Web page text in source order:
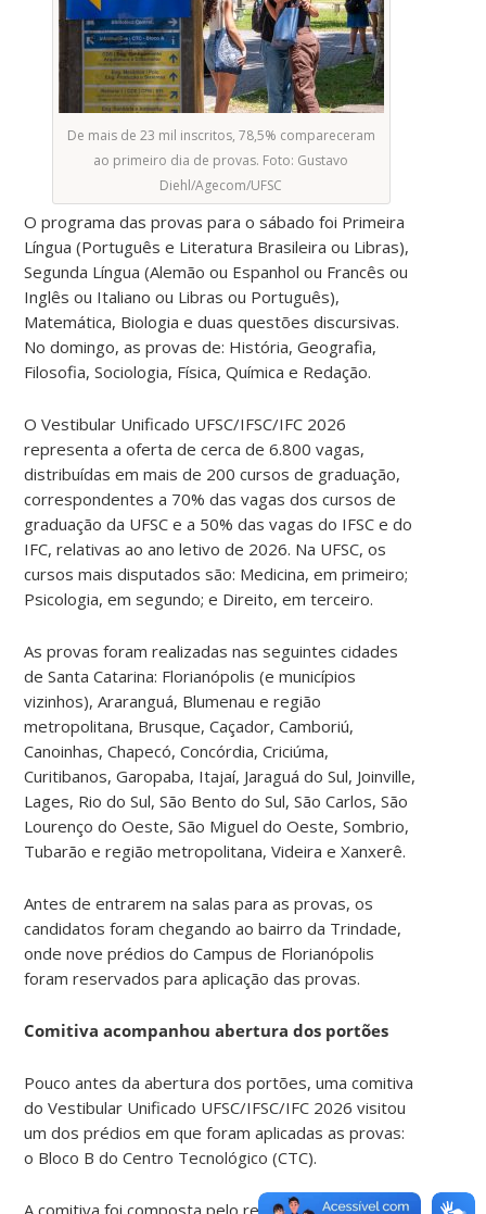
De mais de 23 mil inscritos, 78,5% compareceram
ao primeiro dia de provas. Foto: Gustavo
Diehl/Agecom/UFSC
O programa das provas para o sábado foi Primeira
Língua (Português e Literatura Brasileira ou Libras),
Segunda Língua (Alemão ou Espanhol ou Francês ou
Inglês ou Italiano ou Libras ou Português),
Matemática, Biologia e duas questões discursivas.
No domingo, as provas de: História, Geografia,
Filosofia, Sociologia, Física, Química e Redação.
O Vestibular Unificado UFSC/IFSC/IFC 2026
representa a oferta de cerca de 6.800 vagas,
distribuídas em mais de 200 cursos de graduação,
correspondentes a 70% das vagas dos cursos de
graduação da UFSC e a 50% das vagas do IFSC e do
IFC, relativas ao ano letivo de 2026. Na UFSC, os
cursos mais disputados são: Medicina, em primeiro;
Psicologia, em segundo; e Direito, em terceiro.
As provas foram realizadas nas seguintes cidades
de Santa Catarina: Florianópolis (e municípios
vizinhos), Araranguá, Blumenau e região
metropolitana, Brusque, Caçador, Camboriú,
Canoinhas, Chapecó, Concórdia, Criciúma,
Curitibanos, Garopaba, Itajaí, Jaraguá do Sul, Joinville,
Lages, Rio do Sul, São Bento do Sul, São Carlos, São
Lourenço do Oeste, São Miguel do Oeste, Sombrio,
Tubarão e região metropolitana, Videira e Xanxerê.
Antes de entrarem na salas para as provas, os
candidatos foram chegando ao bairro da Trindade,
onde nove prédios do Campus de Florianópolis
foram reservados para aplicação das provas.
Comitiva acompanhou abertura dos portões
Pouco antes da abertura dos portões, uma comitiva
do Vestibular Unificado UFSC/IFSC/IFC 2026 visitou
um dos prédios em que foram aplicadas as provas:
o Bloco B do Centro Tecnológico (CTC).
A comitiva foi composta pelo reitor da UFSC, Irineu